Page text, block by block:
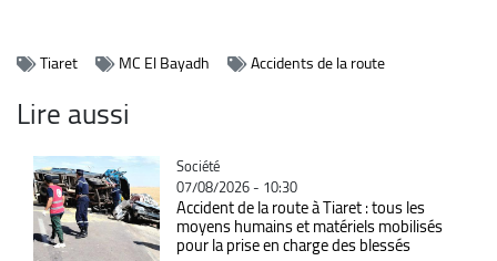
Tiaret MC El Bayadh Accidents de la route
Lire aussi
Catégorie
Société
07/08/2026 - 10:30
Accident de la route à Tiaret : tous les
moyens humains et matériels mobilisés
pour la prise en charge des blessés